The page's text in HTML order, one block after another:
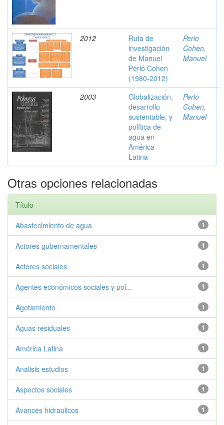
2012
Ruta de
investigación
de Manuel
Perló Cohen
(1980-2012)
Perlo
Cohen,
Manuel
2003
Globalización,
desarrollo
sustentable, y
política de
agua en
América
Latina
Perlo
Cohen,
Manuel
Otras opciones relacionadas
Título
1
Abastecimiento de agua
1
Actores gubernamentales
1
Actores sociales
1
Agentes económicos sociales y pol...
1
Agotamiento
1
Aguas residuales
1
América Latina
1
Analisis estudios
1
Aspectos sociales
1
Avances hidraulicos